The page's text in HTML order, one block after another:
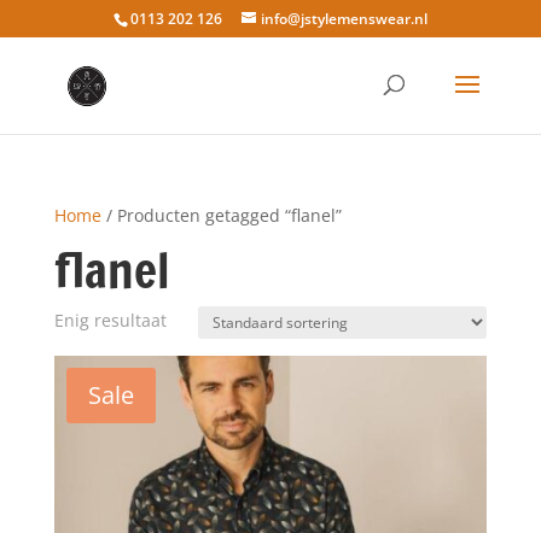
0113 202 126 info@jstylemenswear.nl
Home/ Producten getagged “flanel”
flanel
Enig resultaat
Sale